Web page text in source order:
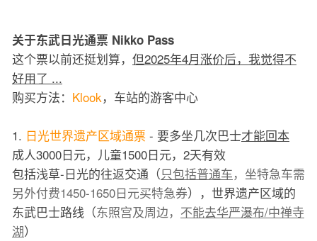
关于东武日光通票 Nikko Pass
这个票以前还挺划算， 但2025年4月涨价后，我觉得不
好用了 ...
购买方法： Klook，车站的游客中心
1. 日光世界遗产区域通票 - 要多坐几次巴士才能回本
成人3000日元，儿童1500日元，2天有效
包括浅草-日光的往返交通（只包括普通车，坐特急车需
另外付费1450-1650日元买特急券），世界遗产区域的
东武巴士路线（东照宫及周边， 不能去华严瀑布/中禅寺
湖）